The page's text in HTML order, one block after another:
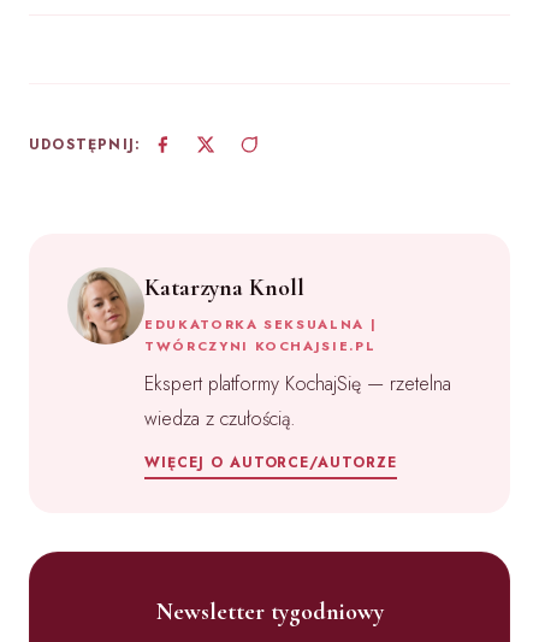
UDOSTĘPNIJ:
Katarzyna Knoll
EDUKATORKA SEKSUALNA |
TWÓRCZYNI KOCHAJSIE.PL
Ekspert platformy KochajSię — rzetelna
wiedza z czułością.
WIĘCEJ O AUTORCE/AUTORZE
Newsletter tygodniowy